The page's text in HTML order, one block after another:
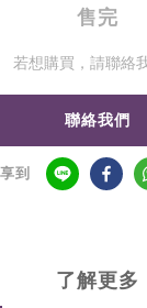
售完
若想購買，請聯絡
聯絡我們
到
了解更多